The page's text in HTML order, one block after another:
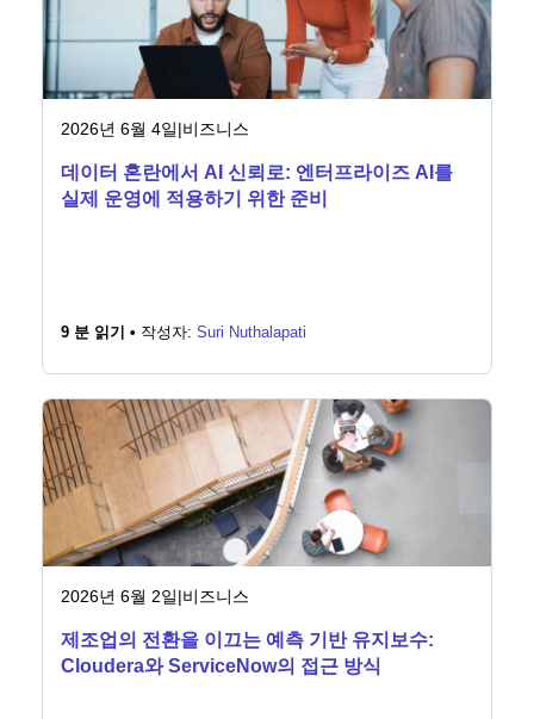
2026년 6월 4일|비즈니스
데이터 혼란에서 AI 신뢰로: 엔터프라이즈 AI를
실제 운영에 적용하기 위한 준비
9 분 읽기 • 작성자: Suri Nuthalapati
2026년 6월 2일|비즈니스
제조업의 전환을 이끄는 예측 기반 유지보수:
Cloudera와 ServiceNow의 접근 방식